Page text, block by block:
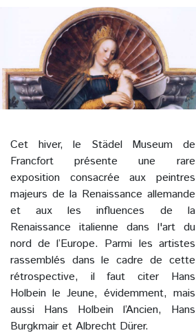
Cet hiver, le Städel Museum de
Francfort présente une rare
exposition consacrée aux peintres
majeurs de la Renaissance allemande
et aux les influences de la
Renaissance italienne dans l'art du
nord de l’Europe. Parmi les artistes
rassemblés dans le cadre de cette
rétrospective, il faut citer Hans
Holbein le Jeune, évidemment, mais
aussi Hans Holbein l’Ancien, Hans
Burgkmair et Albrecht Dürer.